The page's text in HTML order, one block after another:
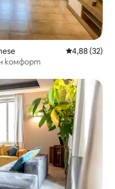
Средна
4,88 (32)
комфорт